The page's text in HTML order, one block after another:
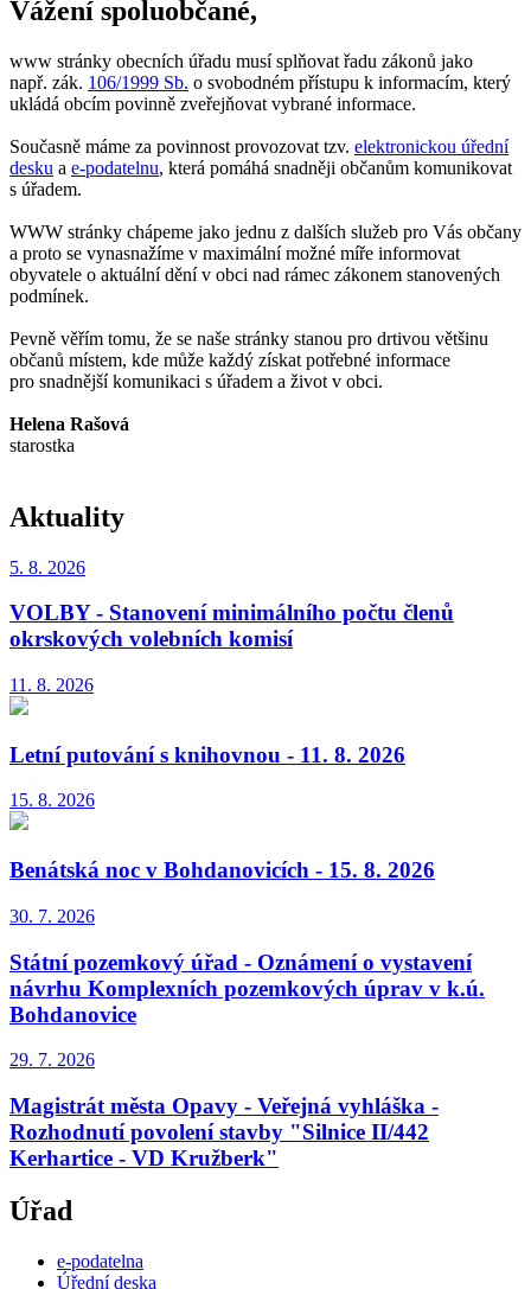
Vážení spoluobčané,
www stránky obecních úřadu musí splňovat řadu zákonů jako
např. zák. 106/1999 Sb. o svobodném přístupu k informacím, který
ukládá obcím povinně zveřejňovat vybrané informace.
Současně máme za povinnost provozovat tzv. elektronickou úřední
desku a e-podatelnu, která pomáhá snadněji občanům komunikovat
s úřadem.
WWW stránky chápeme jako jednu z dalších služeb pro Vás občany
a proto se vynasnažíme v maximální možné míře informovat
obyvatele o aktuální dění v obci nad rámec zákonem stanovených
podmínek.
Pevně věřím tomu, že se naše stránky stanou pro drtivou většinu
občanů místem, kde může každý získat potřebné informace
pro snadnější komunikaci s úřadem a život v obci.
Helena Rašová
starostka
Aktuality
5. 8. 2026
VOLBY - Stanovení minimálního počtu členů
okrskových volebních komisí
11. 8. 2026
Letní putování s knihovnou - 11. 8. 2026
15. 8. 2026
Benátská noc v Bohdanovicích - 15. 8. 2026
30. 7. 2026
Státní pozemkový úřad - Oznámení o vystavení
návrhu Komplexních pozemkových úprav v k.ú.
Bohdanovice
29. 7. 2026
Magistrát města Opavy - Veřejná vyhláška -
Rozhodnutí povolení stavby "Silnice II/442
Kerhartice - VD Kružberk"
Úřad
e-podatelna
Úřední deska